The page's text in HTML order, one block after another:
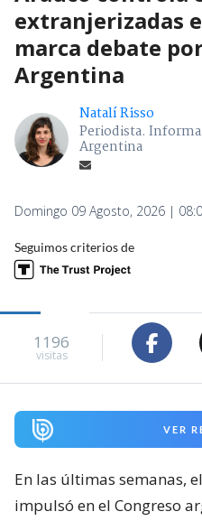
extranjerizadas
marca debate
Argentina
Natalí Risso
Periodista.
Argentina
Domingo 09 Agosto, 2026 |
Seguimos criterios de
1196
visitas
VER
En las últimas semanas,
impulsó en el Congreso